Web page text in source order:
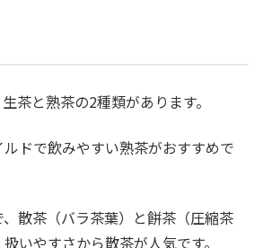
茶と熟茶の2種類があります。
ドで飲みやすい熟茶がおすすめで
散茶（バラ茶葉）と餅茶（圧縮茶
いやすさから散茶が人気です。